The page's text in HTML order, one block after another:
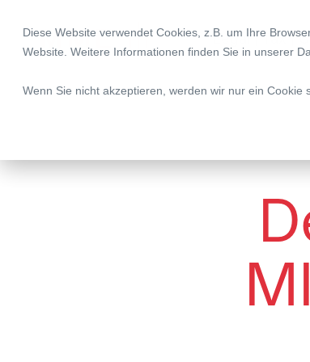
Diese Website verwendet Cookies, z.B. um Ihre
Website. Weitere Informationen finden Sie in unserer
Wenn Sie nicht akzeptieren, werden wir nur ein
Legal | Tax |